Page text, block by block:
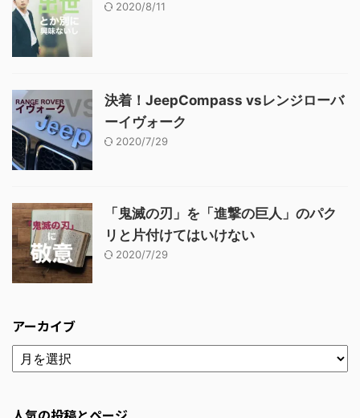
2020/8/11
決着！JeepCompass vsレンジローバ
ーイヴォーク
2020/7/29
「鬼滅の刃」を「進撃の巨人」のパク
リと片付けてはいけない
2020/7/29
アーカイブ